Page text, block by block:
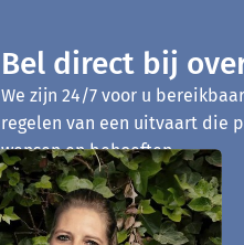
Bel direct bij
We zijn 24/7 voor u
regelen van een uitvaart die
wensen en behoeften.
0597 - 729 848